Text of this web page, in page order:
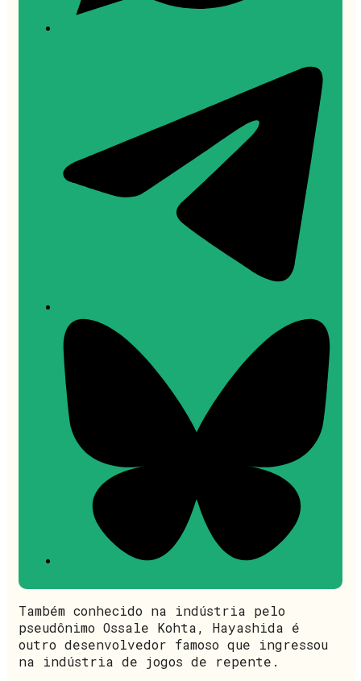
Também conhecido na indústria pelo
pseudônimo Ossale Kohta, Hayashida é
outro desenvolvedor famoso que ingressou
na indústria de jogos de repente.